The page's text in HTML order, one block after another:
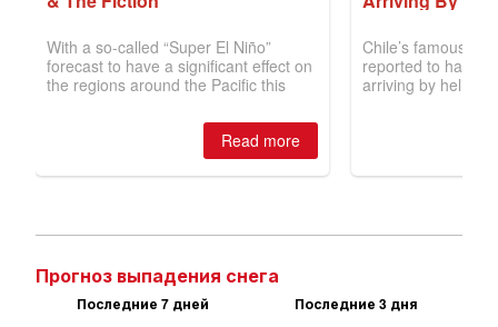
Прогноз выпадения снега
Последние 7 дней Последние 3 дня